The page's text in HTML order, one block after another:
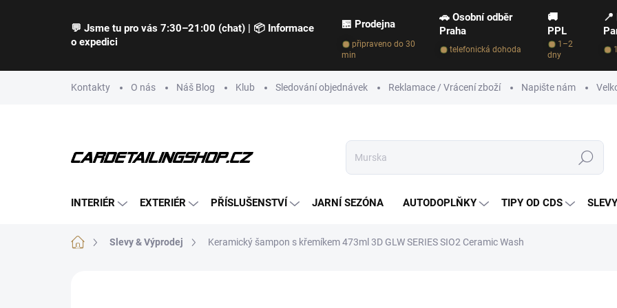
💬 Jsme tu pro vás 7:30–21:00 (chat) | 📦 Informace
o expedici
🏪 Prodejna
🚗 Osobní odběr
Praha
🚚
PPL
📍
připraveno do 30
min
telefonická dohoda
1–2
dny
Kontakty O nás Náš Blog Klub Sledování objednávek Reklamace / Vrácení zboží Napište nám
Hledat
INTERIÉR EXTERIÉR PŘÍSLUŠENSTVÍ JARNÍ SEZÓNA AUTODOPLŇKY TIPY OD CDS
Domů Slevy & Výprodej Keramický šampon s křemíkem 473ml 3D GLW SERIES SIO2 Ceramic Wash